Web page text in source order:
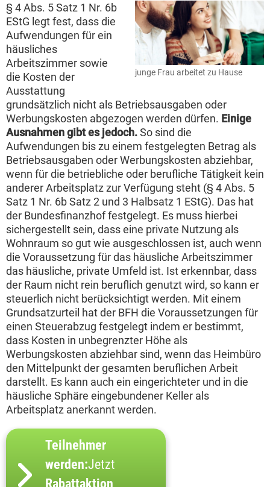
junge Frau arbeitet zu Hause
§ 4 Abs. 5 Satz 1 Nr. 6b
EStG legt fest, dass die
Aufwendungen für ein
häusliches
Arbeitszimmer sowie
die Kosten der
Ausstattung
grundsätzlich nicht als Betriebsausgaben oder
Werbungskosten abgezogen werden dürfen. Einige
Ausnahmen gibt es jedoch.So sind die
Aufwendungen bis zu einem festgelegten Betrag als
Betriebsausgaben oder Werbungskosten abziehbar,
wenn für die betriebliche oder berufliche Tätigkeit kein
anderer Arbeitsplatz zur Verfügung steht (§ 4 Abs. 5
Satz 1 Nr. 6b Satz 2 und 3 Halbsatz 1 EStG). Das hat
der Bundesfinanzhof festgelegt. Es muss hierbei
sichergestellt sein, dass eine private Nutzung als
Wohnraum so gut wie ausgeschlossen ist, auch wenn
die Voraussetzung für das häusliche Arbeitszimmer
das häusliche, private Umfeld ist. Ist erkennbar, dass
der Raum nicht rein beruflich genutzt wird, so kann er
steuerlich nicht berücksichtigt werden. Mit einem
Grundsatzurteil hat der BFH die Voraussetzungen für
einen Steuerabzug festgelegt indem er bestimmt,
dass Kosten in unbegrenzter Höhe als
Werbungskosten abziehbar sind, wenn das Heimbüro
den Mittelpunkt der gesamten beruflichen Arbeit
darstellt. Es kann auch ein eingerichteter und in die
häusliche Sphäre eingebundener Keller als
Arbeitsplatz anerkannt werden.
Teilnehmer
werden:Jetzt
Rabattaktion